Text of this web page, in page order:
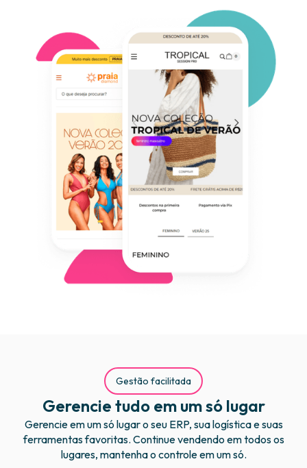
Gestão facilitada
Gerencie tudo em um só lugar
Gerencie em um só lugar o seu ERP, sua logística e suas
ferramentas favoritas. Continue vendendo em todos os
lugares, mantenha o controle em um só.